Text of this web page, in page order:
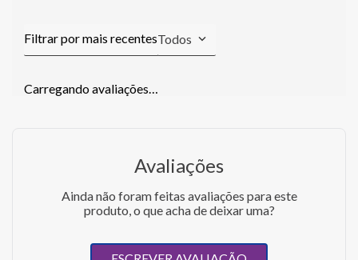
Todos
Carregando avaliações…
Avaliações
Ainda não foram feitas avaliações para este
produto, o que acha de deixar uma?